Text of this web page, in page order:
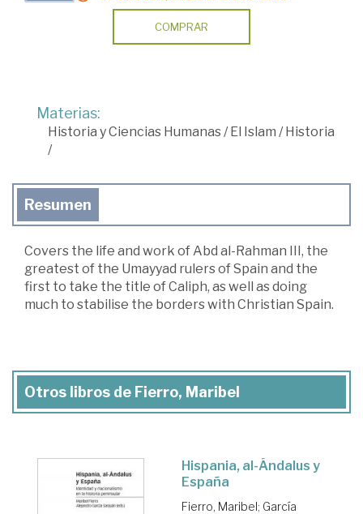
COMPRAR
Materias:
Historia y Ciencias Humanas/El Islam /Historia
/
Resumen
Covers the life and work of Abd al-Rahman III, the
greatest of the Umayyad rulers of Spain and the
first to take the title of Caliph, as well as doing
much to stabilise the borders with Christian Spain.
Otros libros de Fierro, Maribel
Hispania, al-Ándalus y
España
Fierro, Maribel; García